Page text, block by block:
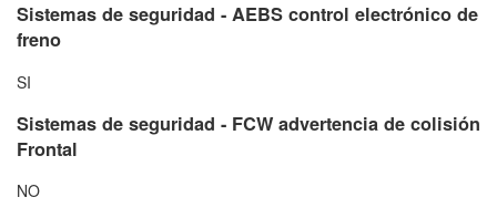
Sistemas de seguridad - AEBS control electrónico de
freno
SI
Sistemas de seguridad - FCW advertencia de colisión
Frontal
NO